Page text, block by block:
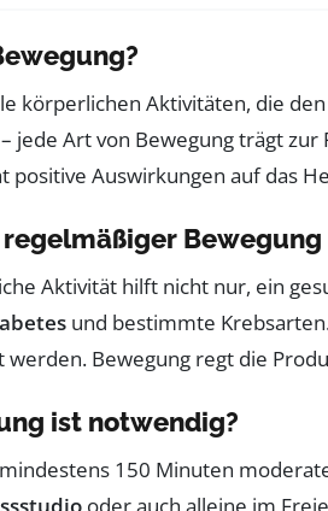
körperlichen Aktivitäten, die
jede Art von Bewegung trägt
positive Auswirkungen auf das
regelmäßiger Bewegung
Aktivität hilft nicht nur, ein
und bestimmte
Bewegung regt die
ist notwendig?
150 Minuten
oder auch alleine im